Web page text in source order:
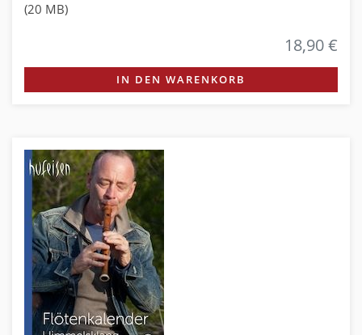
(20 MB)
18,90 €
IN DEN WARENKORB